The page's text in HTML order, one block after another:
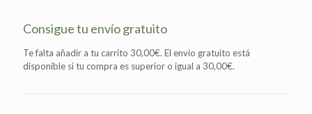
Las
se
pueden
Consigue tu envío gratuito
Te falta añadir a tu carrito 30,00€. El envío gratuito está
disponible si tu compra es superior o igual a 30,00€.